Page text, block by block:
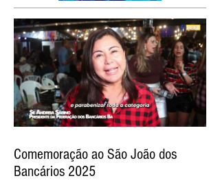
Comemoração ao São João dos
Bancários 2025